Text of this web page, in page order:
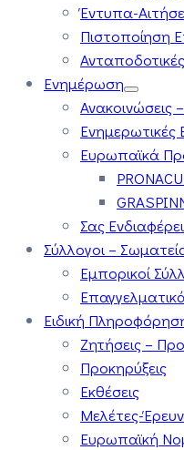
Έντυπα-
Πιστοποίηση
Ενημέρωση
Ανακοινώσεις
Ενημερωτικές
Ευρωπαϊκά
Σας Ενδιαφέρει
Σύλλογοι –
Εμπορικοί
Ειδική
Ζητήσεις –
Προκηρύξεις
Εκθέσεις
Μελέτες-
Ευρωπαϊκή